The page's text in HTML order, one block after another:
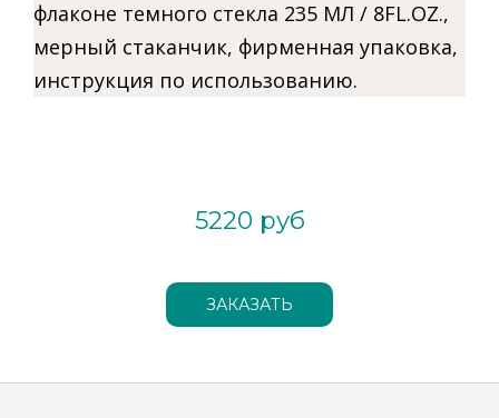
флаконе темного стекла 235 МЛ / 8FL.OZ.,
мерный стаканчик, фирменная упаковка,
инструкция по использованию.
5220 руб